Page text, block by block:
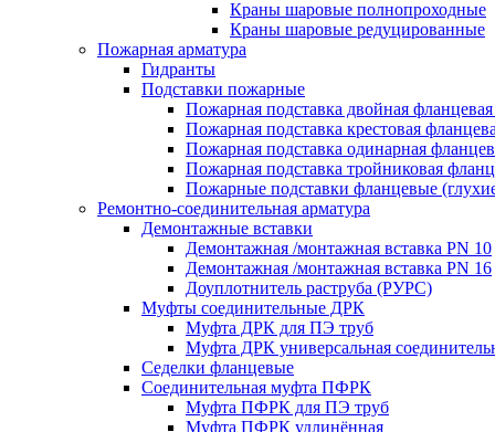
Краны шаровые полнопроходные
Краны шаровые редуцированные
Пожарная арматура
Гидранты
Подставки пожарные
Пожарная подставка двойная
Пожарная подставка крестовая
Пожарная подставка одинарная
Пожарная подставка тройниковая
Пожарные подставки фланцевые
Ремонтно-соединительная арматура
Демонтажные вставки
Демонтажная /монтажная вставка PN 10
Демонтажная /монтажная вставка PN 16
Доуплотнитель раструба (РУРС)
Муфты соединительные ДРК
Муфта ДРК для ПЭ труб
Муфта ДРК универсальная
Седелки фланцевые
Соединительная муфта ПФРК
Муфта ПФРК для ПЭ труб
Муфта ПФРК удлинённая